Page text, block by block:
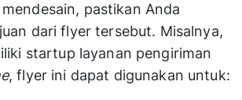
pastikan Anda
dari flyer tersebut. Misalnya,
startup layanan pengiriman
, flyer ini dapat digunakan untuk: